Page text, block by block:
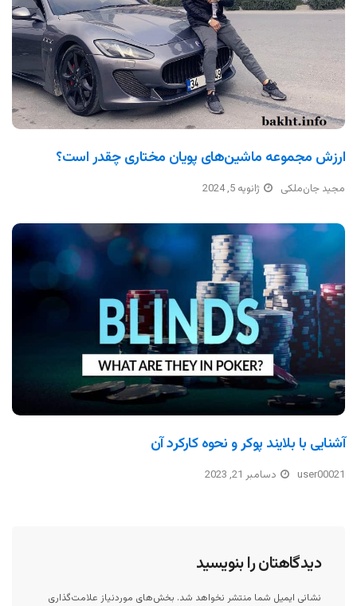
ارزش مجموعه ماشین‌های پویان مختاری چقدر است؟
مجید جان‌ملکی ژانویه 5, 2024
آشنایی با بلایند پوکر و نحوه کارکرد آن
user00021 دسامبر 21, 2023
دیدگاهتان را بنویسید
نشانی ایمیل شما منتشر نخواهد شد. بخش‌های موردنیاز علامت‌گذاری